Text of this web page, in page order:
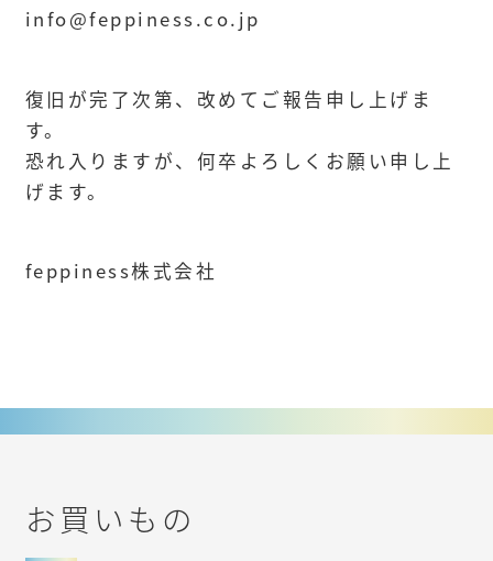
info@feppiness.co.jp
復旧が完了次第、改めてご報告申し上げま
す。
恐れ入りますが、何卒よろしくお願い申し上
げます。
feppiness株式会社
お買いもの